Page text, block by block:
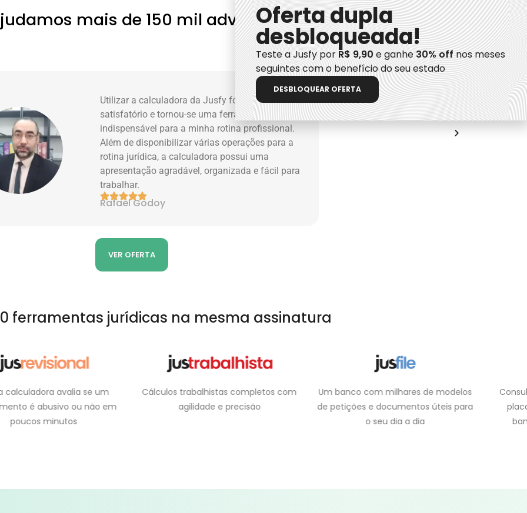
mais de 150 mil advogados
Utilizar a calculadora da Jusfy foi muito
satisfatório e tornou-se uma ferramenta
indispensável para a minha rotina profissional.
Além de disponibilizar várias operações para a
rotina jurídica, a calculadora possui uma
apresentação agradável, organizada e fácil para
trabalhar.

Rafael Godoy
VER OFERTA
ferramentas jurídicas na mesma assinatura
trabalhistas completos com
agilidade e precisão
Um banco com milhares de modelos
de petições e documentos úteis para
Consultas de bens por CPF, CNPJ e
placas de veículos integrada a
bancos de dados confiáveis
Oferta dupla
desbloqueada!
Teste a Jusfy porR$ 9,90e ganhe30% offnos meses
seguintes com o benefício do seu estado
DESBLOQUEAR OFERTA